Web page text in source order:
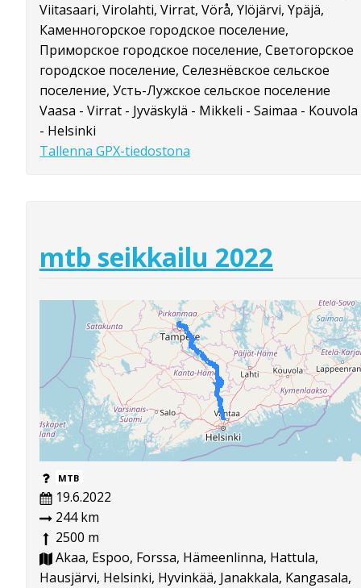
Viitasaari, Virolahti, Virrat, Vörå, Ylöjärvi, Ypäjä,
Каменногорское городское поселение,
Приморское городское поселение, Светогорское
городское поселение, Селезнёвское сельское
поселение, Усть-Лужское сельское поселение
Vaasa - Virrat - Jyväskylä - Mikkeli - Saimaa - Kouvola
- Helsinki
Tallenna GPX-tiedostona
mtb seikkailu 2022
MTB
19.6.2022
244 km
2500 m
Akaa, Espoo, Forssa, Hämeenlinna, Hattula,
Hausjärvi, Helsinki, Hyvinkää, Janakkala, Kangasala,